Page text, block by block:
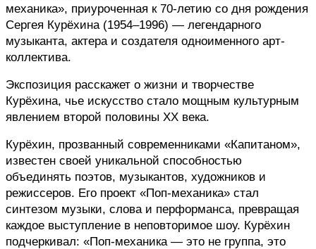
механика», приуроченная к 70-летию со дня рождения
Сергея Курёхина (1954–1996) — легендарного
музыканта, актера и создателя одноименного арт-
коллектива.
Экспозиция расскажет о жизни и творчестве
Курёхина, чье искусство стало мощным культурным
явлением второй половины ХХ века.
Курёхин, прозванный современниками «Капитаном»,
известен своей уникальной способностью
объединять поэтов, музыкантов, художников и
режиссеров. Его проект «Поп-механика» стал
синтезом музыки, слова и перформанса, превращая
каждое выступление в неповторимое шоу. Курёхин
подчеркивал: «Поп-механика — это не группа, это